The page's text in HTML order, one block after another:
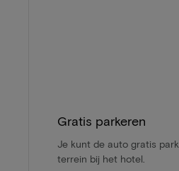
Gratis parkeren
Je kunt de auto gratis
terrein bij het hotel.